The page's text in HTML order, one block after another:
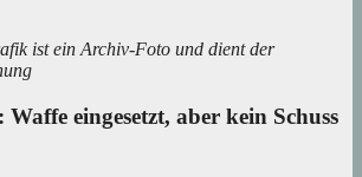
ist ein Archiv-Foto und dient der
Waffe eingesetzt, aber kein Schuss